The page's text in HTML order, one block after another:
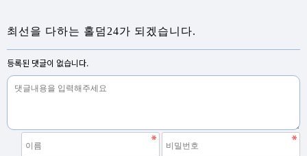
최선을 다하는 홀덤24가 되겠습니다.
등록된 댓글이 없습니다.